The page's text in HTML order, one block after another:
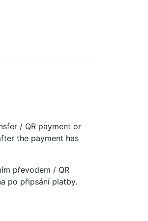
/ QR payment or
the payment has
převodem / QR
po připsání platby.